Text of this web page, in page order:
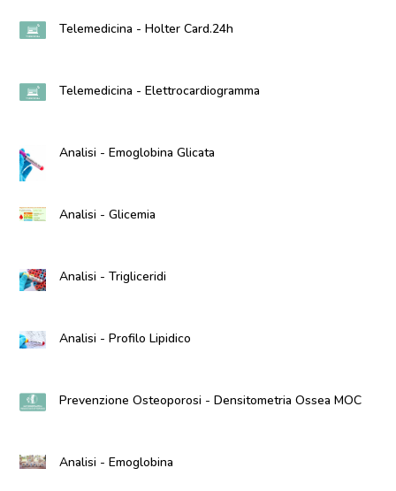
Telemedicina - Holter Card.24h
Telemedicina - Elettrocardiogramma
Analisi - Emoglobina Glicata
Analisi - Glicemia
Analisi - Trigliceridi
Analisi - Profilo Lipidico
Prevenzione Osteoporosi - Densitometria Ossea MOC
Analisi - Emoglobina